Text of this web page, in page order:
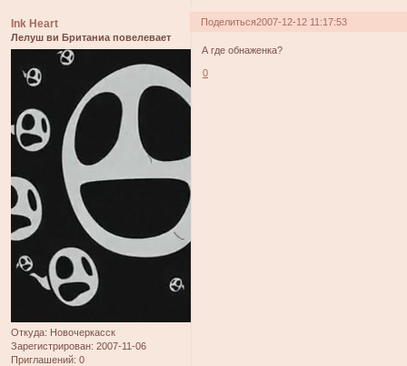
Поделиться2007-12-12 11:17:53
Ink Heart
Лелуш ви Британиа повелевает
Откуда: Новочеркасск
Зарегистрирован: 2007-11-06
Приглашений: 0
А где обнаженка?
0